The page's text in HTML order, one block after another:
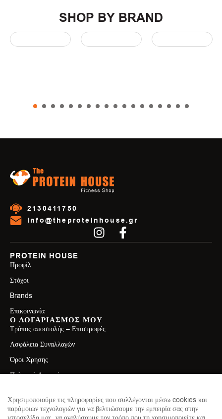
SHOP BY BRAND
4 5 6 7 8 9 101112131415161718
2130411750
info@theproteinhouse.gr
PROTEIN HOUSE
Προφίλ
Στόχοι
Brands
Επικοινωνία
Ο ΛΟΓΑΡΙΑΣΜΟΣ ΜΟΥ
Τρόπος αποστολής – Επιστροφές
Ασφάλεια Συναλλαγών
Όροι Χρησης
Πολιτική Απορρήτου
2130411750
Χρησιμοποιούμε τις πληροφορίες που συλλέγονται μέσω cookies και
παρόμοιων τεχνολογιών για να βελτιώσουμε την εμπειρία σας στην